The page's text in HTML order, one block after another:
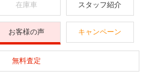
在庫車 スタッフ紹介
お客様の声 キャンペーン
無料査定